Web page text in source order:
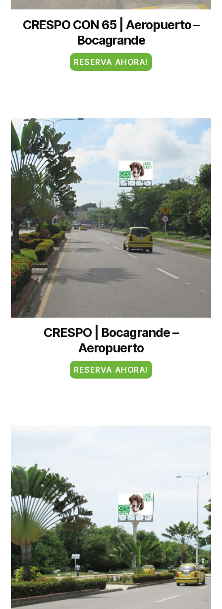
CRESPO CON 65 | Aeropuerto –
Bocagrande
RESERVA AHORA!
CRESPO | Bocagrande –
Aeropuerto
RESERVA AHORA!